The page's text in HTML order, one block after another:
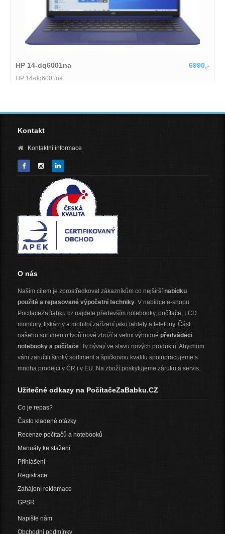
Lenovo
Kontakt
Kontaktní informace
O nás
Naším cílem je zprostředkovat zákazníkům co nejširší nabídku
použité a repasované výpočetní techniky. V nabídce e-shopu
PocitaceZaBabku.cz najdete především notebooky, počítače, LCD
monitory, tiskárny a mobilní zařízení jako tablety a telefony. Část
našeho sortimentu tvoří nové zboží a velmi výhodné předváděcí
notebooky a počítače. Ty bývají ve stavu nových produktů. Abychom
vám zaručili široký sortiment a špičkovou kvalitu spolupracujeme s
mnoha prodejci v ČR i v EU. Na zboží poskytujeme záruku a servis.
Užitečné odkazy na PočítačeZaBabku.CZ
Co je repas?
Často kladené otázky
Recenze počítačů a notebooků
Manuály ke stažení
Přihlášení
Registrace
Zahájení reklamace
GPSR
Napište nám
Obchodní podmínky